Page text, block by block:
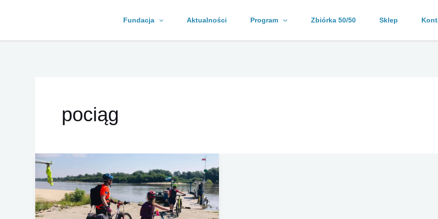
Fundacja Aktualności Program Zbiórka 50/50 Sklep
pociąg